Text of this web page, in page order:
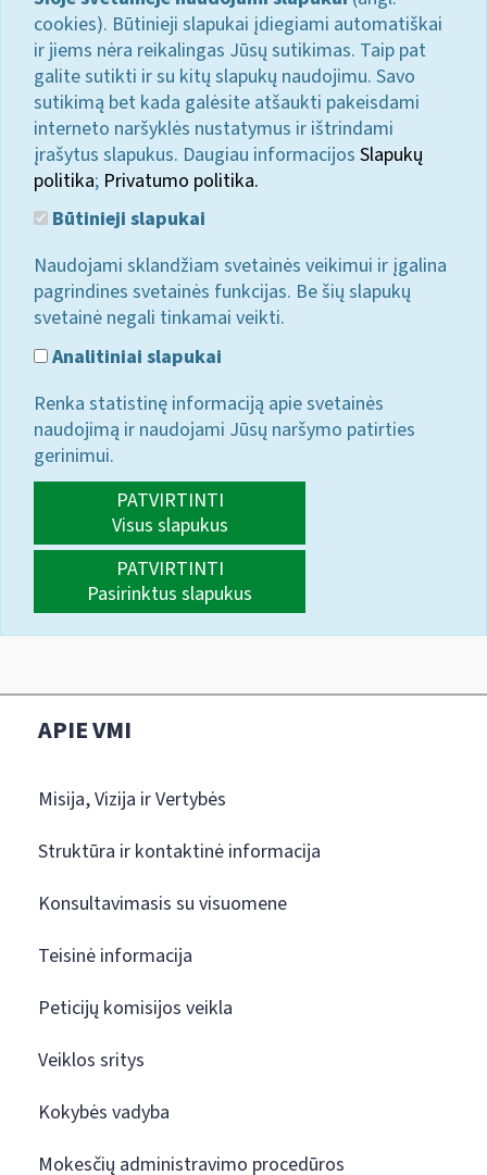
cookies). Būtinieji slapukai įdiegiami automatiškai
ir jiems nėra reikalingas Jūsų sutikimas. Taip pat
galite sutikti ir su kitų slapukų naudojimu. Savo
sutikimą bet kada galėsite atšaukti pakeisdami
interneto naršyklės nustatymus ir ištrindami
įrašytus slapukus. Daugiau informacijos Slapukų
politika; Privatumo politika.
Būtinieji slapukai
Naudojami sklandžiam svetainės veikimui ir įgalina
pagrindines svetainės funkcijas. Be šių slapukų
svetainė negali tinkamai veikti.
Analitiniai slapukai
Renka statistinę informaciją apie svetainės
naudojimą ir naudojami Jūsų naršymo patirties
gerinimui.
PATVIRTINTI
Visus slapukus
PATVIRTINTI
Pasirinktus slapukus
APIE VMI
Misija, Vizija ir Vertybės
Struktūra ir kontaktinė informacija
Konsultavimasis su visuomene
Teisinė informacija
Peticijų komisijos veikla
Veiklos sritys
Kokybės vadyba
Mokesčių administravimo procedūros